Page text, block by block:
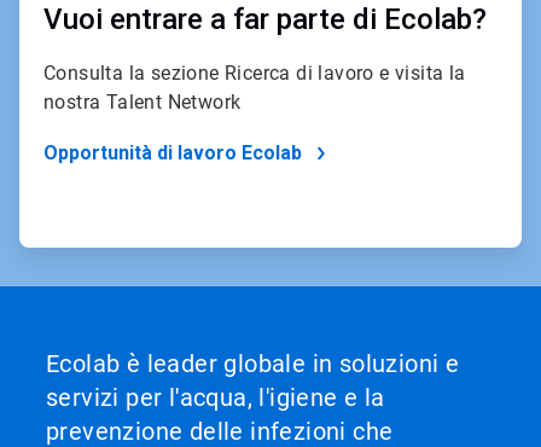
Vuoi entrare a far parte di Ecolab?
Consulta la sezione Ricerca di lavoro e visita la
nostra Talent Network
Opportunità di lavoro Ecolab
Ecolab è leader globale in soluzioni e
servizi per l'acqua, l'igiene e la
prevenzione delle infezioni che